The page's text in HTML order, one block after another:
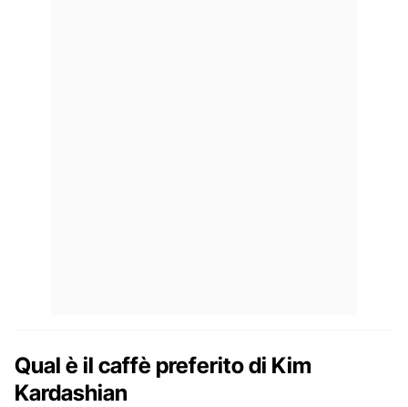
Qual è il caffè preferito di Kim
Kardashian